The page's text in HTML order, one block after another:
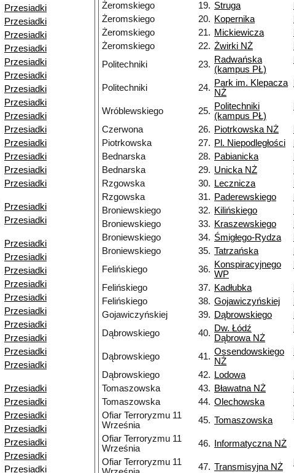
Przesiadki
Przesiadki
Przesiadki
Przesiadki
Przesiadki
Przesiadki
Przesiadki
Przesiadki
Przesiadki
Przesiadki
Przesiadki
Przesiadki
Przesiadki
Przesiadki
Przesiadki
Przesiadki
Przesiadki
Przesiadki
Przesiadki
Przesiadki
Przesiadki
Przesiadki
Przesiadki
Przesiadki
Przesiadki
Przesiadki
Przesiadki
Przesiadki
Przesiadki
Przesiadki
Przesiadki
Przesiadki
Przesiadki
Żeromskiego
19. Struga
Żeromskiego
20. Kopernika
Żeromskiego
21. Mickiewicza
Żeromskiego
22. Żwirki NŻ
Politechniki
23. Radwańska
(kampus PŁ)
Politechniki 24. Park im. Klepacza
NŻ
Wróblewskiego 25. Politechniki
(kampus PŁ)
Czerwona 26. Piotrkowska NŻ
Piotrkowska
27. Pl. Niepodległości
Bednarska
28. Pabianicka
Bednarska
29. Unicka NŻ
Rzgowska
30. Lecznicza
Rzgowska
31. Paderewskiego
Broniewskiego
32. Kilińskiego
Broniewskiego
33. Kraszewskiego
Broniewskiego
34. Śmigłego-Rydza
Broniewskiego
35. Tatrzańska
Felińskiego
36. Konspiracyjnego
WP
Felińskiego 37. Kadłubka
Felińskiego
38. Gojawiczyńskiej
Gojawiczyńskiej
39. Dąbrowskiego
Dąbrowskiego
40. Dw. Łódź
Dąbrowa NŻ
Dąbrowskiego 41. Ossendowskiego
NŻ
Dąbrowskiego 42. Lodowa
Tomaszowska
43. Bławatna NŻ
Tomaszowska
44. Olechowska
Ofiar Terroryzmu 11
Września
45. Tomaszowska
Ofiar Terroryzmu 11
Września
46.
Informatyczna NŻ
Ofiar Terroryzmu 11
47. Transmisyjna NŻ